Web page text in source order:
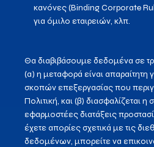
κανόνες (Binding Corporate
για όμιλο εταιρειών, κλπ.
Θα διαβιβάσουμε δεδομένα σε
(α) η μεταφορά είναι απαραίτητη
σκοπών επεξεργασίας που
Πολιτική, και (β) διασφαλίζεται
εφαρμοστέες διατάξεις
έχετε απορίες σχετικά με τις
δεδομένων, μπορείτε να